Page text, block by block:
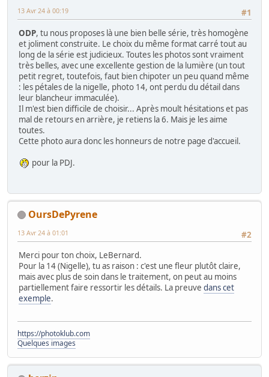
#1
13 Avr 24 à 00:19
ODP, tu nous proposes là une bien belle série, très homogène
et joliment construite. Le choix du même format carré tout au
long de la série est judicieux. Toutes les photos sont vraiment
très belles, avec une excellente gestion de la lumière (un tout
petit regret, toutefois, faut bien chipoter un peu quand même
: les pétales de la nigelle, photo 14, ont perdu du détail dans
leur blancheur immaculée).
Il m'est bien difficile de choisir... Après moult hésitations et pas
mal de retours en arrière, je retiens la 6. Mais je les aime
toutes.
Cette photo aura donc les honneurs de notre page d'accueil.
pour la PDJ.
OursDePyrene
#2
13 Avr 24 à 01:01
Merci pour ton choix, LeBernard.
Pour la 14 (Nigelle), tu as raison : c'est une fleur plutôt claire,
mais avec plus de soin dans le traitement, on peut au moins
partiellement faire ressortir les détails. La preuve dans cet
exemple.
https://photoklub.com
Quelques images